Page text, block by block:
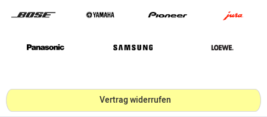
Vertrag widerrufen